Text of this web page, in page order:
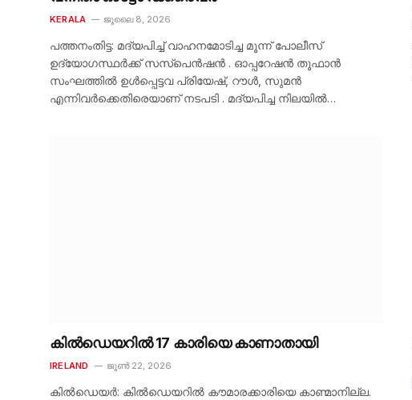
KERALA ജൂലൈ 8, 2026
പത്തനംതിട്ട: മദ്യപിച്ച് വാഹനമോടിച്ച മൂന്ന് പോലീസ്
ഉദ്യോഗസ്ഥർക്ക് സസ്‌പെൻഷൻ . ഓപ്പറേഷൻ തൂഫാൻ
സംഘത്തിൽ ഉൾപ്പെട്ടവ പ്രിയേഷ്, റൗൾ, സുമൻ
എന്നിവർക്കെതിരെയാണ് നടപടി . മദ്യപിച്ച നിലയിൽ…
കിൽഡെയറിൽ 17 കാരിയെ കാണാതായി
IRELAND ജൂൺ 22, 2026
കിൽഡെയർ: കിൽഡെയറിൽ കൗമാരക്കാരിയെ കാണ്മാനില്ല.